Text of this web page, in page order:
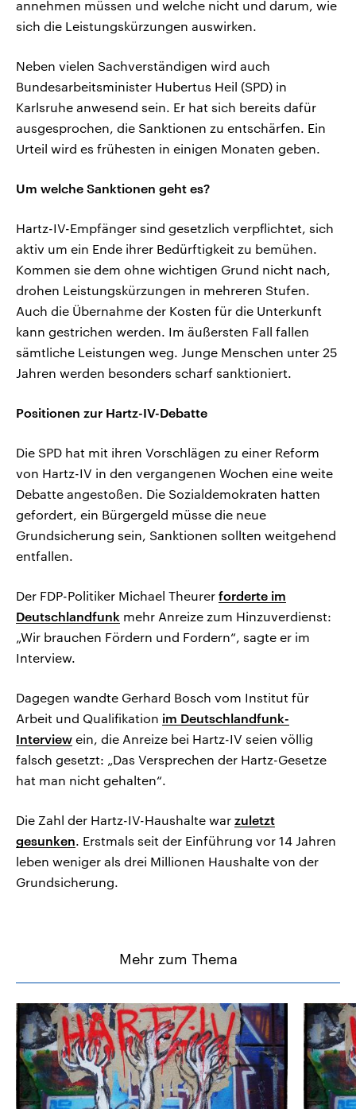
annehmen müssen und welche nicht und darum, wie
sich die Leistungskürzungen auswirken.
Neben vielen Sachverständigen wird auch
Bundesarbeitsminister Hubertus Heil (SPD) in
Karlsruhe anwesend sein. Er hat sich bereits dafür
ausgesprochen, die Sanktionen zu entschärfen. Ein
Urteil wird es frühesten in einigen Monaten geben.
Um welche Sanktionen geht es?
Hartz-IV-Empfänger sind gesetzlich verpflichtet, sich
aktiv um ein Ende ihrer Bedürftigkeit zu bemühen.
Kommen sie dem ohne wichtigen Grund nicht nach,
drohen Leistungskürzungen in mehreren Stufen.
Auch die Übernahme der Kosten für die Unterkunft
kann gestrichen werden. Im äußersten Fall fallen
sämtliche Leistungen weg. Junge Menschen unter 25
Jahren werden besonders scharf sanktioniert.
Positionen zur Hartz-IV-Debatte
Die SPD hat mit ihren Vorschlägen zu einer Reform
von Hartz-IV in den vergangenen Wochen eine weite
Debatte angestoßen. Die Sozialdemokraten hatten
gefordert, ein Bürgergeld müsse die neue
Grundsicherung sein, Sanktionen sollten weitgehend
entfallen.
Der FDP-Politiker Michael Theurer forderte im
Deutschlandfunk mehr Anreize zum Hinzuverdienst:
„Wir brauchen Fördern und Fordern“, sagte er im
Interview.
Dagegen wandte Gerhard Bosch vom Institut für
Arbeit und Qualifikation im Deutschlandfunk-
Interview ein, die Anreize bei Hartz-IV seien völlig
falsch gesetzt: „Das Versprechen der Hartz-Gesetze
hat man nicht gehalten“.
Die Zahl der Hartz-IV-Haushalte war zuletzt
gesunken. Erstmals seit der Einführung vor 14 Jahren
leben weniger als drei Millionen Haushalte von der
Grundsicherung.
Mehr zum Thema